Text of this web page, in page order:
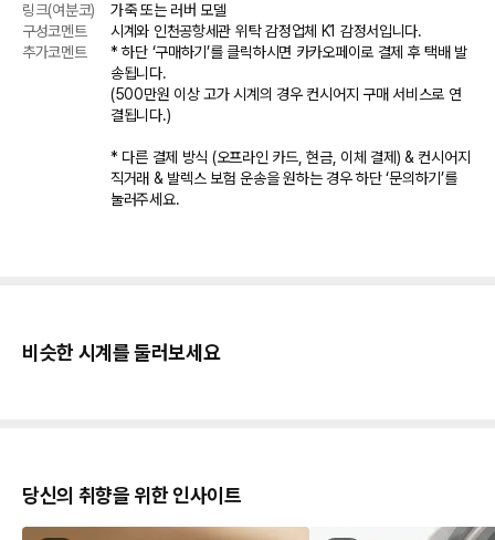
링크(여분코)
가죽 또는 러버 모델
구성코멘트
시계와 인천공항세관 위탁 감정업체 K1 감정서입니다.
추가코멘트
* 하단 ‘구매하기’를 클릭하시면 카카오페이로 결제 후 택배 발
송됩니다.
(500만원 이상 고가 시계의 경우 컨시어지 구매 서비스로 연
결됩니다.)
* 다른 결제 방식 (오프라인 카드, 현금, 이체 결제) & 컨시어지
직거래 & 발렉스 보험 운송을 원하는 경우 하단 ‘문의하기’를
눌러주세요.
비슷한 시계를 둘러보세요
당신의 취향을 위한 인사이트